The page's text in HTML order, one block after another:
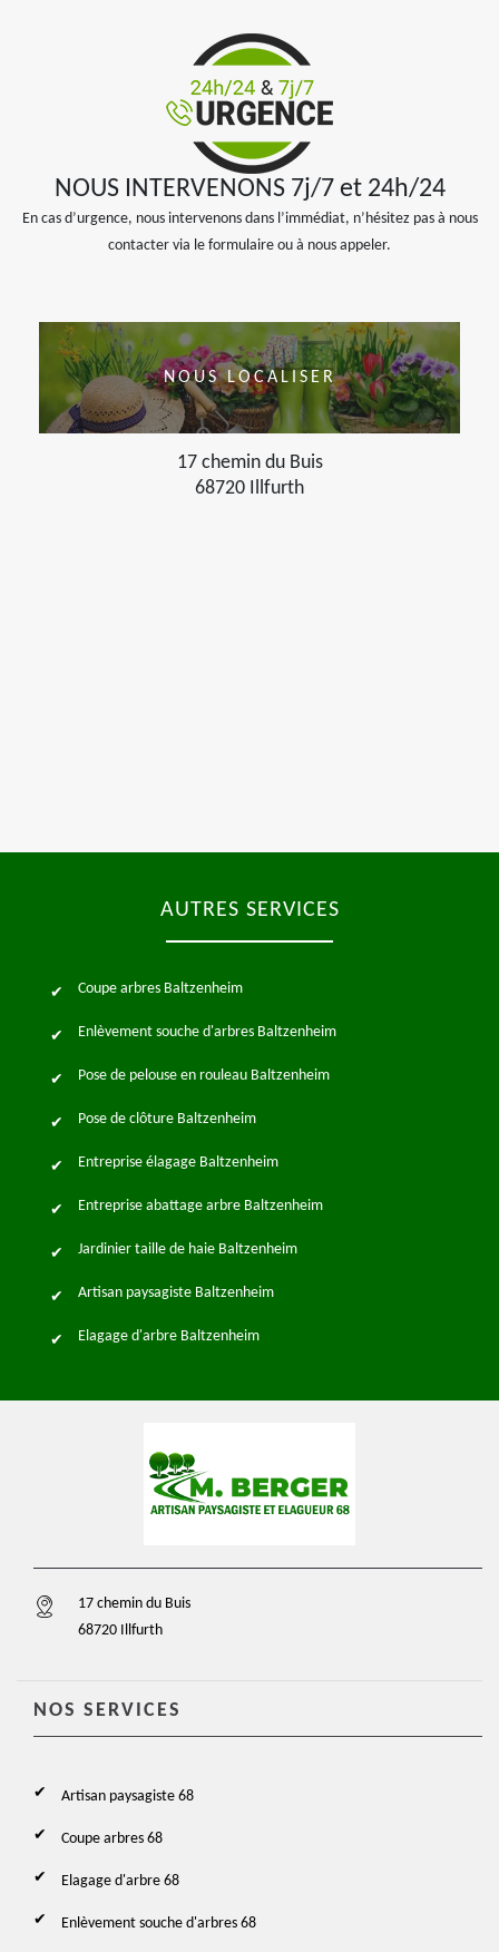
NOUS INTERVENONS 7j/7 et 24h/24
En cas d’urgence, nous intervenons dans l’immédiat, n’hésitez pas à nous
contacter via le formulaire ou à nous appeler.
NOUS LOCALISER
17 chemin du Buis
68720 Illfurth
AUTRES SERVICES
Coupe arbres Baltzenheim
Enlèvement souche d'arbres Baltzenheim
Pose de pelouse en rouleau Baltzenheim
Pose de clôture Baltzenheim
Entreprise élagage Baltzenheim
Entreprise abattage arbre Baltzenheim
Jardinier taille de haie Baltzenheim
Artisan paysagiste Baltzenheim
Elagage d'arbre Baltzenheim
17 chemin du Buis
68720 Illfurth
NOS SERVICES
Artisan paysagiste 68
Coupe arbres 68
Elagage d'arbre 68
Enlèvement souche d'arbres 68